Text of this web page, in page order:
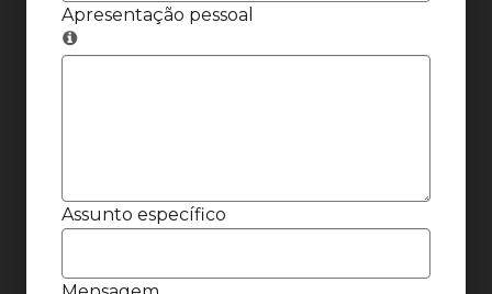
Apresentação pessoal
Assunto específico